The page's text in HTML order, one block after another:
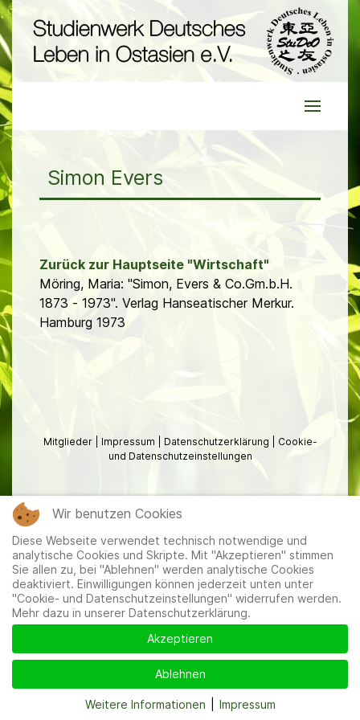
Simon Evers
Zurück zur Hauptseite "Wirtschaft"
Möring, Maria: "Simon, Evers & Co.Gm.b.H.
1873 - 1973". Verlag Hanseatischer Merkur.
Hamburg 1973
Mitglieder Impressum Datenschutzerklärung
Cookie-
und Datenschutzeinstellungen
Wir benutzen Cookies
Diese Webseite verwendet technisch notwendige und
analytische Cookies und Skripte. Mit "Akzeptieren" stimmen
Sie allen zu, bei "Ablehnen" werden analytische Cookies
deaktiviert. Einwilligungen können jederzeit unten unter
"Cookie- und Datenschutzeinstellungen" widerrufen werden.
Mehr dazu in unserer Datenschutzerklärung.
Akzeptieren
Ablehnen
Weitere Informationen Impressum